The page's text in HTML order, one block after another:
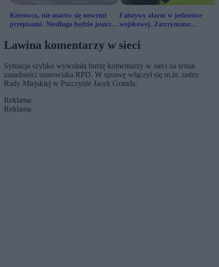
Kierowco, nie martw się nowymi
przepisami. Niedługo będzie jeszcze
Fałszywy alarm w jednostce
wojskowej. Zatrzymano
Lawina komentarzy w sieci
Sytuacja szybko wywołała burzę komentarzy w sieci na temat
zasadności stanowiska RPD. W sprawę włączył się m.in. radny
Rady Miejskiej w Pszczynie Jacek Granda.
Reklama
Reklama